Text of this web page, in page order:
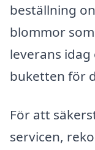
beställning
blommor
leverans
buketten för
För att
servicen,